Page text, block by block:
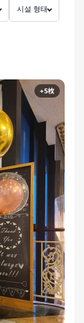
시설 형태
+5枚